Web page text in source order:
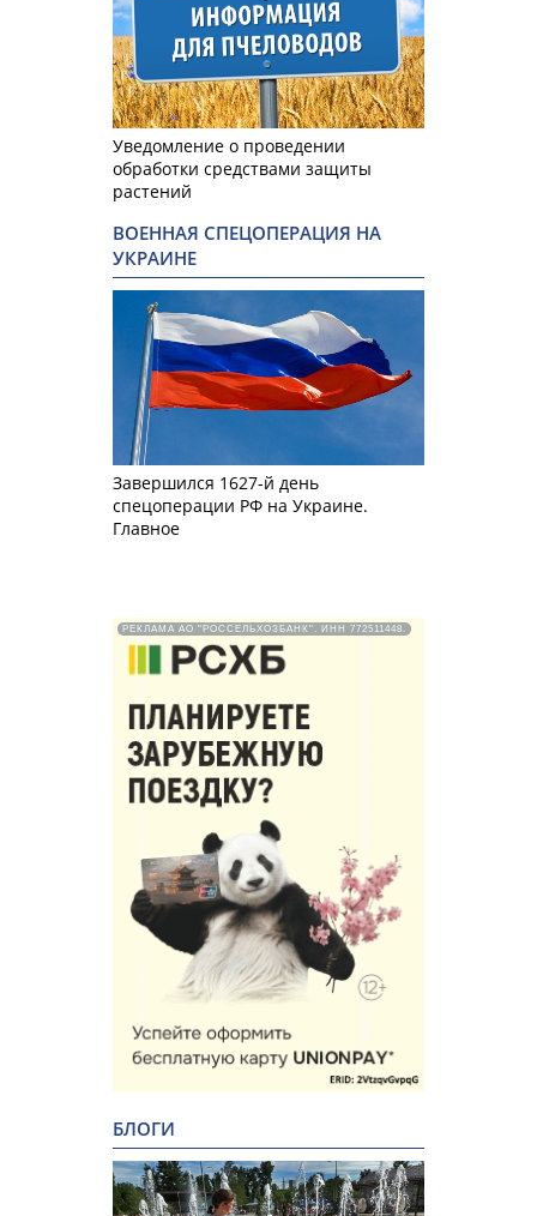
Уведомление о проведении
обработки средствами защиты
растений
ВОЕННАЯ СПЕЦОПЕРАЦИЯ НА
УКРАИНЕ
Завершился 1627-й день
спецоперации РФ на Украине.
Главное
РЕКЛАМА АО "РОССЕЛЬХОЗБАНК". ИНН 772511448.
БЛОГИ